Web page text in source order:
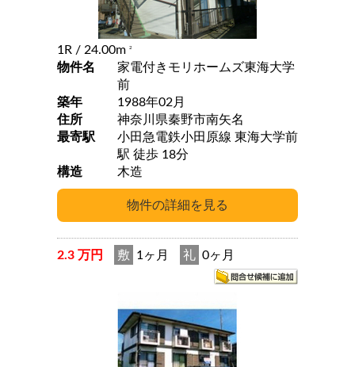
1R / 24.00m 2
物件名
家電付きモリホームズ東海大学
前
築年
1988年02月
住所
神奈川県秦野市南矢名
最寄駅
小田急電鉄小田原線 東海大学前
駅 徒歩 18分
構造
木造
2.3 万円 敷 1ヶ月 礼 0ヶ月